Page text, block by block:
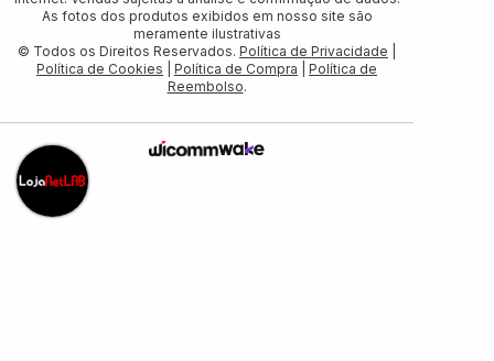
As fotos dos produtos exibidos em nosso site são
meramente ilustrativas
© Todos os Direitos Reservados. Política de Privacidade
Política de Cookies
Política de Compra
Política de
Reembolso.